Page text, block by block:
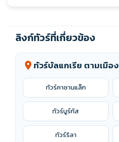
ลิงก์ทัวร์ที่เกี่ยวข้อง
location_on ทัวร์บัลแกเรีย ตามเมือง
ทัวร์คาซานแล็ก
ทัวร์บูร์กัส
ทัวร์ริลา